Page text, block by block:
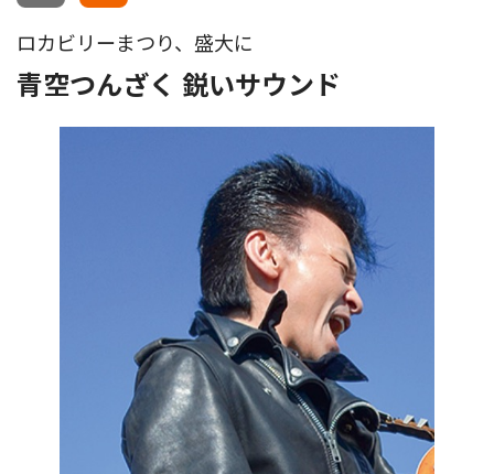
ロカビリーまつり、盛大に
青空つんざく 鋭いサウンド